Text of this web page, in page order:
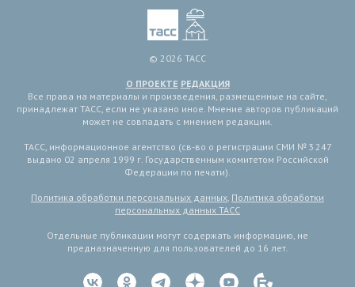
© 2026 ТАСС
О ПРОЕКТЕ РЕДАКЦИЯ
Все права на материалы и произведения, размещенные на сайте,
принадлежат ТАСС, если не указано иное. Мнение авторов публикаций
может не совпадать с мнением редакции.
ТАСС, информационное агентство (св-во о регистрации СМИ № 3 247
выдано 02 апреля 1999 г. Государственным комитетом Российской
Федерации по печати).
Политика обработки персональных данных Политика обработки
персональных данных ТАСС
Отдельные публикации могут содержать информацию, не
предназначенную для пользователей до 16 лет.